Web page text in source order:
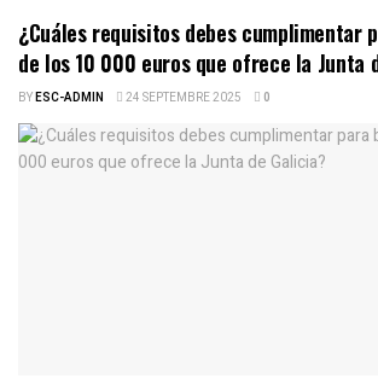
¿Cuáles requisitos debes cumplimentar
de los 10 000 euros que ofrece la Junta
BYESC-ADMIN 24 SEPTEMBRE 2025 0